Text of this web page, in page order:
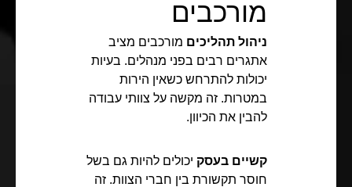
מורכבים
ניהול תהליכים מורכבים מציב
אתגרים רבים בפני מנהלים. בעיות
יכולות להתרחש כשאין הירות
במטרות. זה מקשה על צוותי עבודה
להבין את הכיוון.
קשיים בעסק יכולים להיות גם בשל
חוסר תקשורת בין חברי הצוות. זה